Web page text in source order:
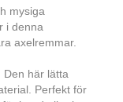
mysiga
i denna
axelremmar.
Den här lätta
Perfekt för